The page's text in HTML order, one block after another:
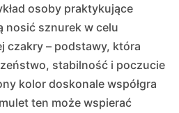
osoby praktykujące
nosić sznurek w celu
czakry – podstawy, która
stabilność i poczucie
kolor doskonale współgra
ten może wspierać